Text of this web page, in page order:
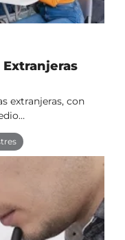
extranjeras, con